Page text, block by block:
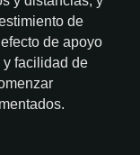
de
de apoyo
y facilidad de